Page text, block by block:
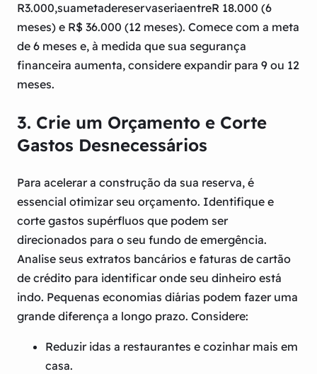
R3.000,suametadereservaseriaentreR 18.000 (6
meses) e R$ 36.000 (12 meses). Comece com a meta
de 6 meses e, à medida que sua segurança
financeira aumenta, considere expandir para 9 ou 12
meses.
3. Crie um Orçamento e Corte
Gastos Desnecessários
Para acelerar a construção da sua reserva, é
essencial otimizar seu orçamento. Identifique e
corte gastos supérfluos que podem ser
direcionados para o seu fundo de emergência.
Analise seus extratos bancários e faturas de cartão
de crédito para identificar onde seu dinheiro está
indo. Pequenas economias diárias podem fazer uma
grande diferença a longo prazo. Considere:
Reduzir idas a restaurantes e cozinhar mais em
casa.